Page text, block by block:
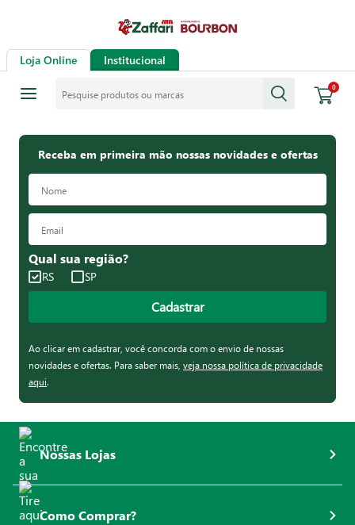
Loja Online Institucional
0
Receba em primeira mão nossas novidades e ofertas
Qual sua região?
RS SP
Cadastrar
Ao clicar em cadastrar, você concorda com o envio de nossas
novidades e ofertas. Para saber mais, veja nossa política de privacidade
aqui.
Nossas Lojas
Como Comprar?